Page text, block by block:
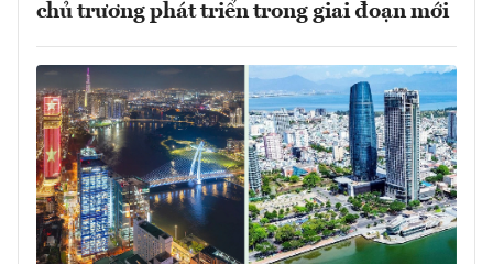
chủ trương phát triển trong giai đoạn mới